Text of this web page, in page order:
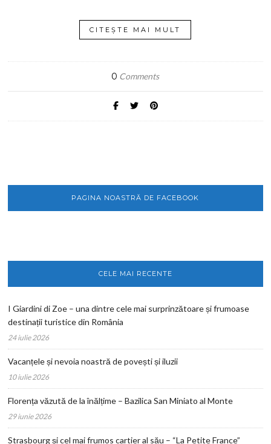
CITEȘTE MAI MULT
0 Comments
PAGINA NOASTRĂ DE FACEBOOK
CELE MAI RECENTE
I Giardini di Zoe – una dintre cele mai surprinzătoare și frumoase
destinații turistice din România
24 iulie 2026
Vacanțele și nevoia noastră de povești și iluzii
10 iulie 2026
Florența văzută de la înălțime – Bazilica San Miniato al Monte
29 iunie 2026
Strasbourg și cel mai frumos cartier al său – “La Petite France”